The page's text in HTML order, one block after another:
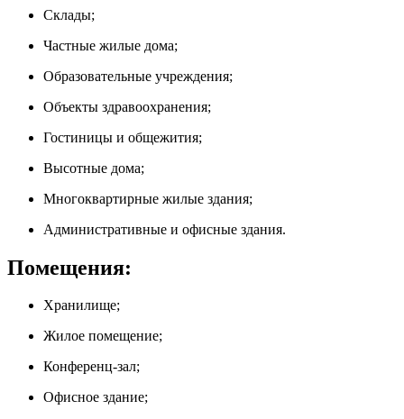
Склады;
Частные жилые дома;
Образовательные учреждения;
Объекты здравоохранения;
Гостиницы и общежития;
Высотные дома;
Многоквартирные жилые здания;
Административные и офисные здания.
Помещения:
Хранилище;
Жилое помещение;
Конференц-зал;
Офисное здание;